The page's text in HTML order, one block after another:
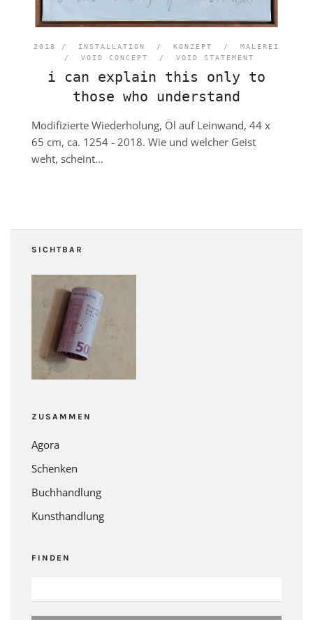
2018 / INSTALLATION / KONZEPT / MALEREI
/ VOID CONCEPT / VOID STATEMENT
i can explain this only to
those who understand
Modifizierte Wiederholung, Öl auf Leinwand, 44 x
65 cm, ca. 1254 - 2018. Wie und welcher Geist
weht, scheint...
SICHTBAR
ZUSAMMEN
Agora
Schenken
Buchhandlung
Kunsthandlung
FINDEN